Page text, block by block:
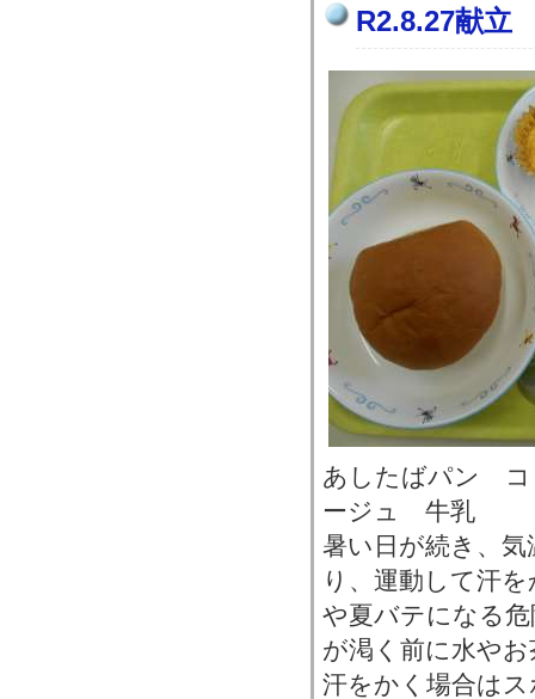
R2.8.27献立
あしたばパン
ージュ 牛乳
暑い日が続き、
り、運動して汗
や夏バテになる
が渇く前に水や
汗をかく場合は